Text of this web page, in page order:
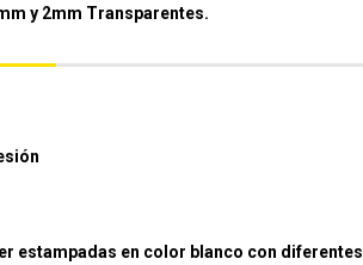
y 2mm Transparentes.
estampadas en color blanco con diferentes